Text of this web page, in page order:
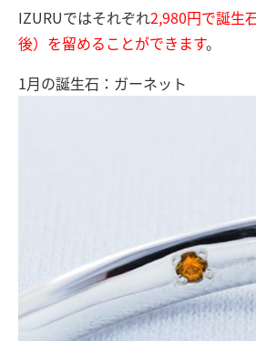
IZURUではそれぞれ2,980円で誕生
後）を留めることができます。
1月の誕生石：ガーネット